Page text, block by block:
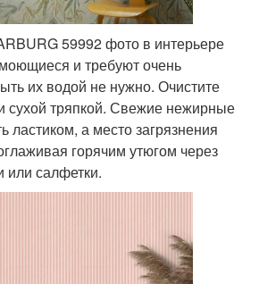
59992 фото в интерьере
и требуют очень
их водой не нужно. Очистите
сухой тряпкой. Свежие нежирные
ластиком, а место загрязнения
горячим утюгом через
или салфетки.